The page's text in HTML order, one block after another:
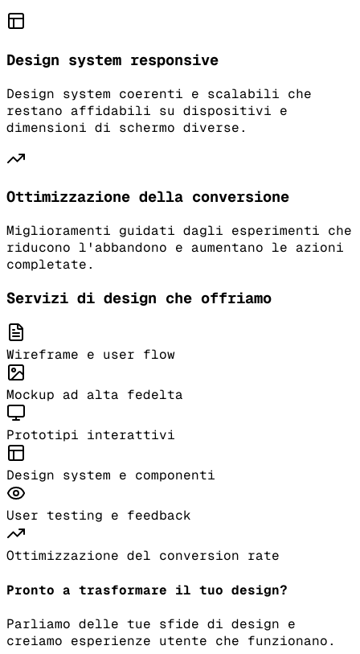
Design system responsive
Design system coerenti e scalabili che
restano affidabili su dispositivi e
dimensioni di schermo diverse.
Ottimizzazione della conversione
Miglioramenti guidati dagli esperimenti che
riducono l'abbandono e aumentano le azioni
completate.
Servizi di design che offriamo
Wireframe e user flow
Mockup ad alta fedelta
Prototipi interattivi
Design system e componenti
User testing e feedback
Ottimizzazione del conversion rate
Pronto a trasformare il tuo design?
Parliamo delle tue sfide di design e
creiamo esperienze utente che funzionano.